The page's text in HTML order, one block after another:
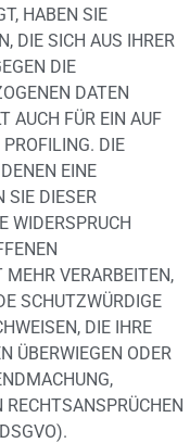
HABEN SIE
DIE SICH AUS IHRER
DIE
DATEN
AUCH FÜR EIN AUF
DIE
EINE
SIE DIESER
WIDERSPRUCH
VERARBEITEN,
SCHUTZWÜRDIGE
DIE IHRE
ÜBERWIEGEN ODER
RECHTSANSPRÜCHEN